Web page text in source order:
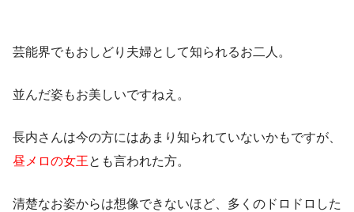
芸能界でもおしどり夫婦として知られるお二人。
並んだ姿もお美しいですねえ。
長内さんは今の方にはあまり知られていないかもですが、
昼メロの女王とも言われた方。
清楚なお姿からは想像できないほど、 多くのドロドロした